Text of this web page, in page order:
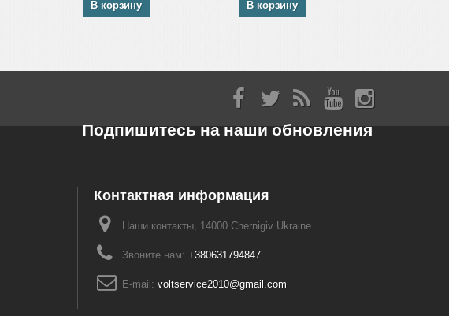
В корзину В корзину
Подпишитесь на наши обновления
Контактная информация
Наши контакты, 14000 Chernigiv Ukraine
Звоните нам: +380631794847
E-mail: voltservice2010@gmail.com